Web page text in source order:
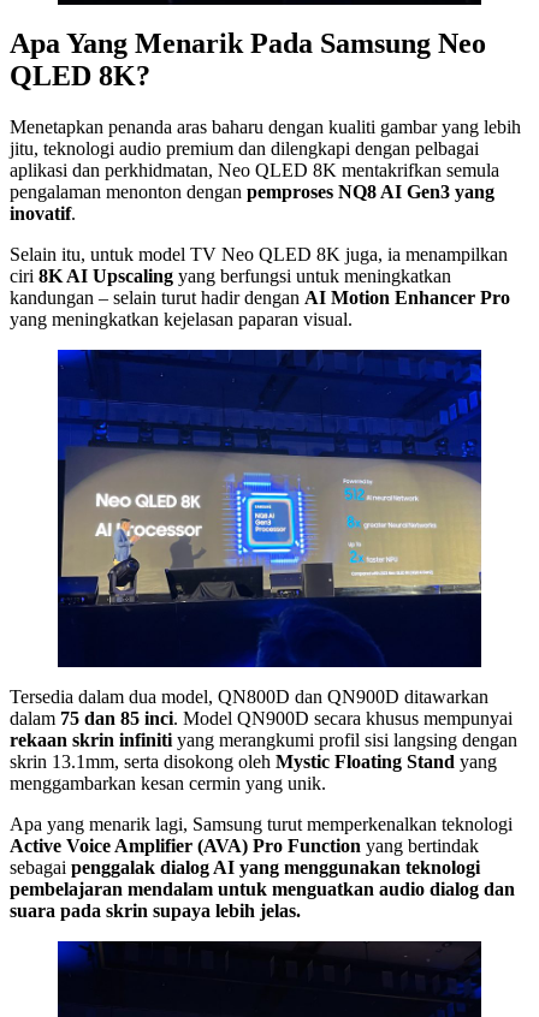
Apa Yang Menarik Pada Samsung Neo
QLED 8K?
Menetapkan penanda aras baharu dengan kualiti gambar yang lebih
jitu, teknologi audio premium dan dilengkapi dengan pelbagai
aplikasi dan perkhidmatan, Neo QLED 8K mentakrifkan semula
pengalaman menonton dengan pemproses NQ8 AI Gen3 yang
inovatif.
Selain itu, untuk model TV Neo QLED 8K juga, ia menampilkan
ciri 8K AI Upscaling yang berfungsi untuk meningkatkan
kandungan – selain turut hadir dengan AI Motion Enhancer Pro
yang meningkatkan kejelasan paparan visual.
Tersedia dalam dua model, QN800D dan QN900D ditawarkan
dalam 75 dan 85 inci. Model QN900D secara khusus mempunyai
rekaan skrin infiniti yang merangkumi profil sisi langsing dengan
skrin 13.1mm, serta disokong oleh Mystic Floating Stand yang
menggambarkan kesan cermin yang unik.
Apa yang menarik lagi, Samsung turut memperkenalkan teknologi
Active Voice Amplifier (AVA) Pro Function yang bertindak
sebagai penggalak dialog AI yang menggunakan teknologi
pembelajaran mendalam untuk menguatkan audio dialog dan
suara pada skrin supaya lebih jelas.